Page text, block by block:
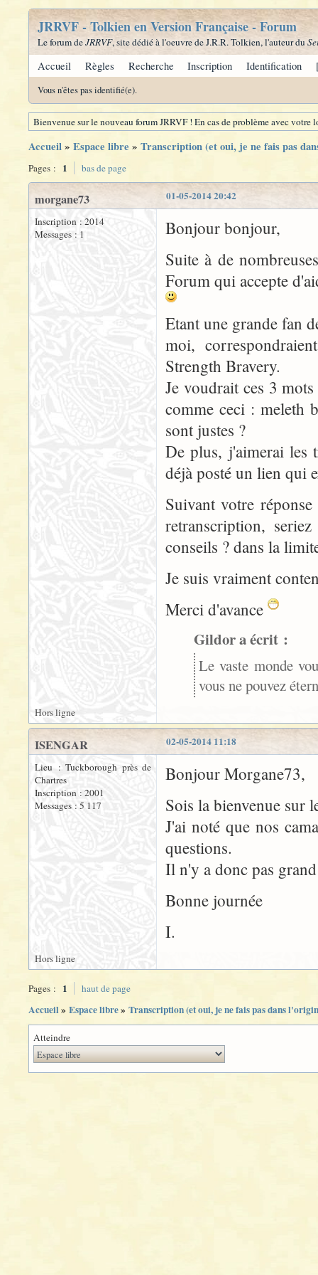
JRRVF - Tolkien en Version Française - Forum
Le forum deJRRVF, site dédié à l'oeuvre de J.R.R. Tolkien, l'auteur du
Accueil Règles Recherche Inscription Identification
Vous n'êtes pas identifié(e).
Bienvenue sur le nouveau forum JRRVF ! En cas de problème avec
Accueil» Espace libre » Transcription (et oui, je ne fais pas
Pages : 1 bas de page
01-05-2014 20:42
morgane73
Inscription : 2014
Messages : 1
Bonjour bonjour,
Suite à de
Forum qui accepte
Etant une grande fan
moi,
Strength Bravery.
Je voudrait ces 3
comme ceci : meleth
sont justes ?
De plus, j'aimerai les
déjà posté un lien qui
Suivant votre
retranscription,
conseils ? dans la
Je suis vraiment
Merci d'avance
Gildor a écrit :
Le vaste monde
vous ne pouvez
Hors ligne
02-05-2014 11:18
ISENGAR
Lieu : Tuckborough près de
Chartres
Inscription : 2001
Messages : 5 117
Bonjour Morgane73,
Sois la bienvenue sur
J'ai noté que nos
questions.
Il n'y a donc pas
Bonne journée
I.
Hors ligne
Pages : 1 haut de page
Accueil» Espace libre» Transcription (et oui, je ne fais pas dans
Atteindre